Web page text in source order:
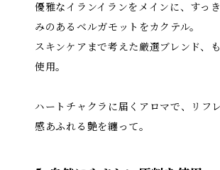
優雅なイランイランをメインに、すっ
みのあるベルガモットをカクテル。
スキンケアまで考えた厳選ブレンド、
使用。
ハートチャクラに届くアロマで、リフ
感あふれる艶を纏って。